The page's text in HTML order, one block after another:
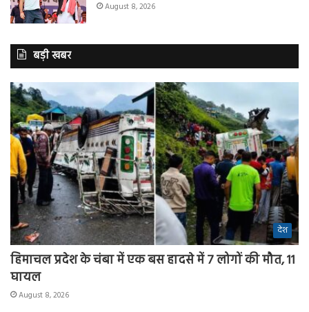
August 8, 2026
बड़ी खबर
देश
हिमाचल प्रदेश के चंबा में एक बस हादसे में 7 लोगों की मौत, 11
घायल
August 8, 2026